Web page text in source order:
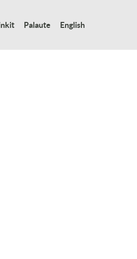
Palaute English